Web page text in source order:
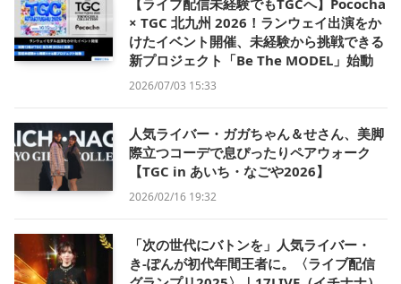
× TGC 北九州 2026！ランウェイ出演をか
けたイベント開催、未経験から挑戦できる
新プロジェクト「Be The MODEL」始動
2026/07/03 15:33
人気ライバー・ガガちゃん＆せさん、美脚
際立つコーデで息ぴったりペアウォーク
【TGC in あいち・なごや2026】
2026/02/16 19:32
「次の世代にバトンを」人気ライバー・
き-ぽんが初代年間王者に。〈ライブ配信